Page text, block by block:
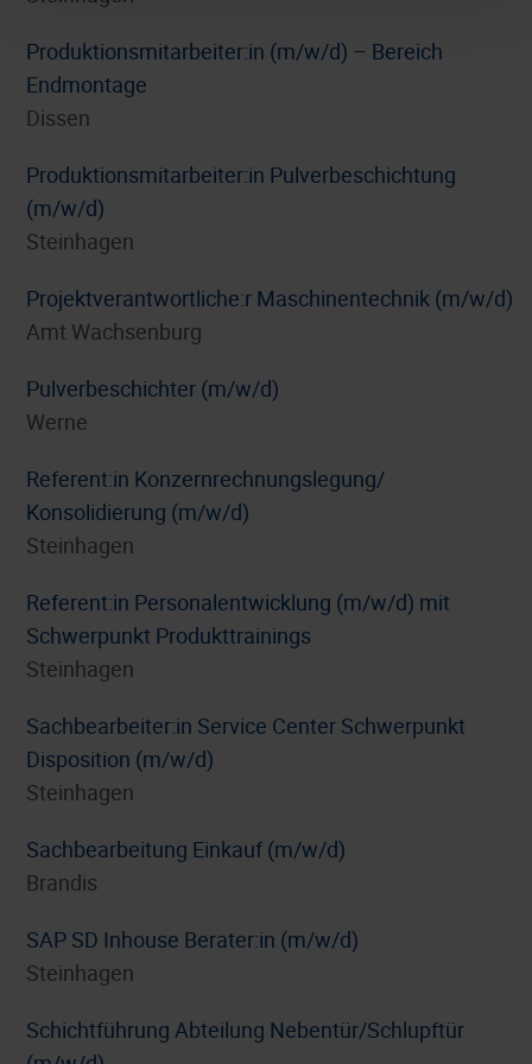
Produktionsmitarbeiter:in (m/w/d) – Bereich
Endmontage
Dissen
Produktionsmitarbeiter:in Pulverbeschichtung
(m/w/d)
Steinhagen
Projektverantwortliche:r Maschinentechnik (m/w/d)
Amt Wachsenburg
Pulverbeschichter (m/w/d)
Werne
Referent:in Konzernrechnungslegung/
Konsolidierung (m/w/d)
Steinhagen
Referent:in Personalentwicklung (m/w/d) mit
Schwerpunkt Produkttrainings
Steinhagen
Sachbearbeiter:in Service Center Schwerpunkt
Disposition (m/w/d)
Steinhagen
Sachbearbeitung Einkauf (m/w/d)
Brandis
SAP SD Inhouse Berater:in (m/w/d)
Steinhagen
Schichtführung Abteilung Nebentür/Schlupftür